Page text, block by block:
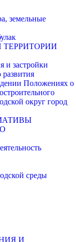
земельные
и застройки
Положениях о
округ город
среды
И